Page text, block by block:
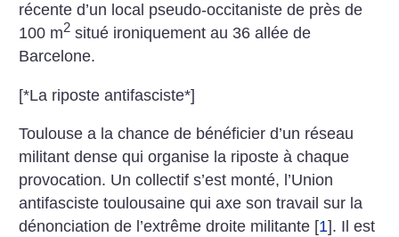
récente d’un local pseudo-occitaniste de près de
100 m2 situé ironiquement au 36 allée de
Barcelone.
[*La riposte antifasciste*]
Toulouse a la chance de bénéficier d’un réseau
militant dense qui organise la riposte à chaque
provocation. Un collectif s’est monté, l’Union
antifasciste toulousaine qui axe son travail sur la
dénonciation de l’extrême droite militante [1]. Il est